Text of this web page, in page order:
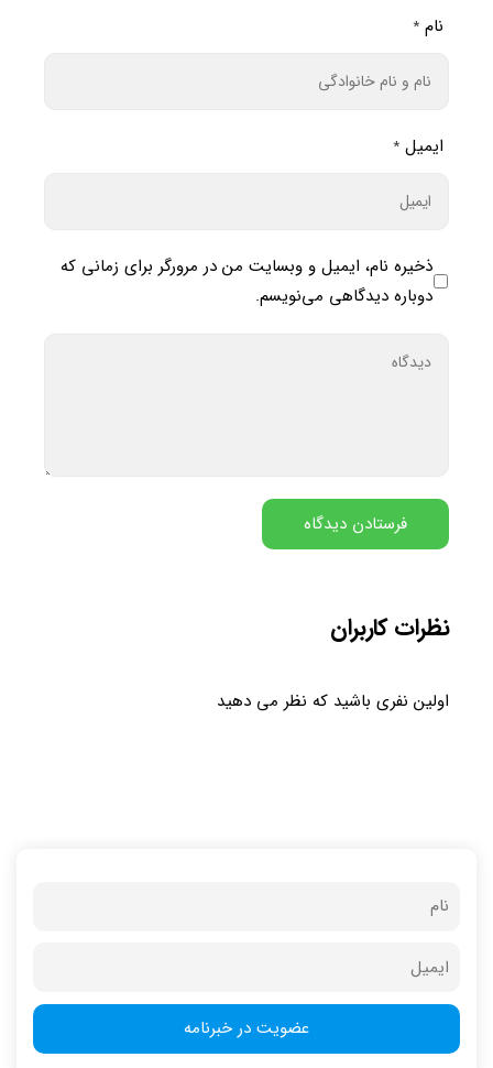
نام *
ایمیل *
ذخیره نام، ایمیل و وبسایت من در مرورگر برای زمانی که
دوباره دیدگاهی می‌نویسم.
نظرات کاربران
اولین نفری باشید که نظر می دهید